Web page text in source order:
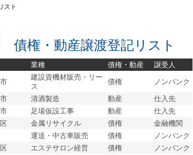
スト
債権・動産譲渡登記リスト
業種 債権・動産
譲受人
建設資機材販売・リー
ス
債権
ノンバンク
清酒製造 動産
仕入先
足場仮設工事 動産
仕入先
金属リサイクル 債権
金融機関
運送・中古車販売 債権
ノンバンク
エステサロン経営 債権
ノンバンク